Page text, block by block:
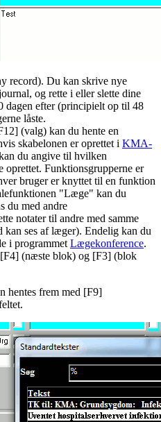
record). Du kan skrive nye
og rette i eller slette dine
dagen efter (principielt op til 48
låste.
(valg) kan du hente en
skabelonen er oprettet i KMA-
du angive til hvilken
Funktionsgrupperne er
bruger er knyttet til en funktion
"Læge" kan du
du med andre
notater til andre med samme
kan ses af læger). Endelig kan du
i programmet Lægekonference.
(næste blok) og [F3] (blok
hentes frem med [F9]